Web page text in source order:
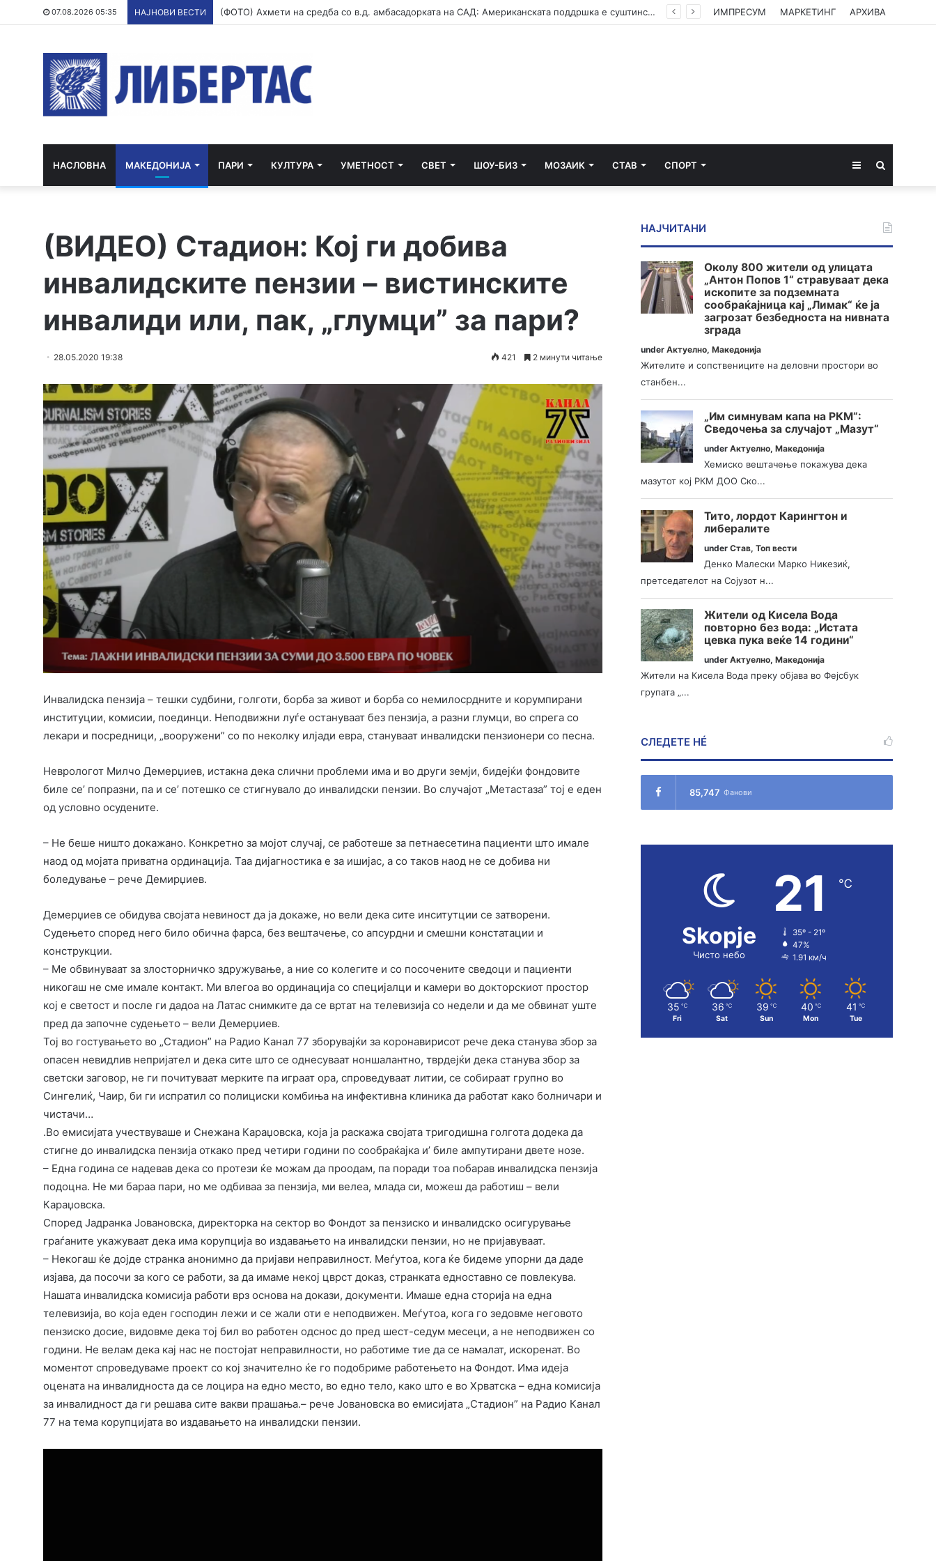
07.08.2026 05:35 НАЈНОВИ ВЕСТИ ВМРО-ДПМНЕ: Приказната на СДСМ за францускиот предлог ќе заврши како таа за мигранти за пари ИМПРЕСУМ МАРКЕТИНГ АРХИВА
НАСЛОВНА МАКЕДОНИЈА ПАРИ КУЛТУРА УМЕТНОСТ СВЕТ ШОУ-БИЗ МОЗАИК СТАВ СПОРТ Sidebar
(ВИДЕО) Стадион: Кој ги добива
инвалидските пензии – вистинските
инвалиди или, пак, „глумци” за пари?
28.05.2020 19:38 421 2 минути читање
Инвалидска пензија – тешки судбини, голготи, борба за живот и борба со немилосрдните и корумпирани
институции, комисии, поединци. Неподвижни луѓе остануваат без пензија, а разни глумци, во спрега со
лекари и посредници, „вооружени” со по неколку илјади евра, стануваат инвалидски пензионери со песна.
Неврологот Милчо Демерџиев, истакна дека слични проблеми има и во други земји, бидејќи фондовите
биле се’ попразни, па и се’ потешко се стигнувало до инвалидски пензии. Во случајот „Метастаза” тој е еден
од условно осудените.
– Не беше ништо докажано. Конкретно за мојот случај, се работеше за петнаесетина пациенти што имале
наод од мојата приватна ординација. Таа дијагностика е за ишијас, а со таков наод не се добива ни
боледување – рече Демирџиев.
Демерџиев се обидува својата невиност да ја докаже, но вели дека сите инситутции се затворени.
Судењето според него било обична фарса, без вештачење, со апсурдни и смешни констатации и
конструкции.
– Ме обвинуваат за злосторничко здружување, а ние со колегите и со посочените сведоци и пациенти
никогаш не сме имале контакт. Ми влегоа во ординација со специјалци и камери во докторскиот простор
кој е светост и после ги дадоа на Латас снимките да се вртат на телевизија со недели и да ме обвинат уште
пред да започне судењето – вели Демерџиев.
Тој во гостувањето во „Стадион” на Радио Канал 77 зборувајќи за коронавирисот рече дека станува збор за
опасен невидлив непријател и дека сите што се однесуваат ноншалантно, тврдејќи дека станува збор за
светски заговор, не ги почитуваат мерките па играат ора, спроведуваат литии, се собираат групно во
Сингелиќ, Чаир, би ги испратил со полициски комбиња на инфективна клиника да работат како болничари и
чистачи…
.Во емисијата учествуваше и Снежана Караџовска, која ја раскажа својата тригодишна голгота додека да
стигне до инвалидска пензија откако пред четири години по сообраќајка и’ биле ампутирани двете нозе.
– Една година се надевав дека со протези ќе можам да проодам, па поради тоа побарав инвалидска пензија
подоцна. Не ми бараа пари, но ме одбиваа за пензија, ми велеа, млада си, можеш да работиш – вели
Караџовска.
Според Јадранка Јовановска, директорка на сектор во Фондот за пензиско и инвалидско осигурување
граѓаните укажуваат дека има корупција во издавањето на инвалидски пензии, но не пријавуваат.
– Некогаш ќе дојде странка анонимно да пријави неправилност. Меѓутоа, кога ќе бидеме упорни да даде
изјава, да посочи за кого се работи, за да имаме некој цврст доказ, странката едноставно се повлекува.
Нашата инвалидска комисија работи врз основа на докази, документи. Имаше една сторија на една
телевизија, во која еден господин лежи и се жали оти е неподвижен. Меѓутоа, кога го зедовме неговото
пензиско досие, видовме дека тој бил во работен одснос до пред шест-седум месеци, а не неподвижен со
години. Не велам дека кај нас не постојат неправилности, но работиме тие да се намалат, искоренат. Во
моментот спроведуваме проект со кој значително ќе го подобриме работењето на Фондот. Има идеја
оцената на инвалидноста да се лоцира на едно место, во едно тело, како што е во Хрватска – една комисија
за инвалидност да ги решава сите вакви прашања.– рече Јовановска во емисијата „Стадион” на Радио Канал
77 на тема корупцијата во издавањето на инвалидски пензии.
НАЈЧИТАНИ
Околу 800 жители од улицата
„Антон Попов 1“ стравуваат дека
ископите за подземната
сообраќајница кај „Лимак“ ќе ја
загрозат безбедноста на нивната
зграда
underАктуелно,Македонија
Жителите и сопствениците на деловни простори во
станбен...
„Им симнувам капа на РКМ“:
Сведочења за случајот „Мазут“
underАктуелно,Македонија
Хемиско вештачење покажува дека
мазутот кој РКМ ДОО Ско...
Тито, лордот Карингтон и
либералите
underСтав,Топ вести
Денко Малески Марко Никезиќ,
претседателот на Сојузот н...
Жители од Кисела Вода
повторно без вода: „Истата
цевка пука веќе 14 години“
underАктуелно,Македонија
Жители на Кисела Вода преку објава во Фејсбук
групата „...
СЛЕДЕТЕ НÉ
85,747 Фанови
Skopje
Чисто небо
21 ℃
35º - 21º
47%
1.91 км/ч
35 ℃
Fri
36 ℃
Sat
39 ℃
Sun
40 ℃
Mon
41 ℃
Tue